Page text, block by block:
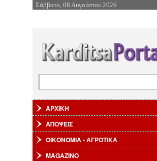
Επιστροφή στην Πλοήγηση
Σάββατο, 08 Αυγούστου 2026
ΑΡΧΙΚΗ
ΑΠΟΨΕΙΣ
ΟΙΚΟΝΟΜΙΑ - ΑΓΡΟΤΙΚΑ
MAGAZINO